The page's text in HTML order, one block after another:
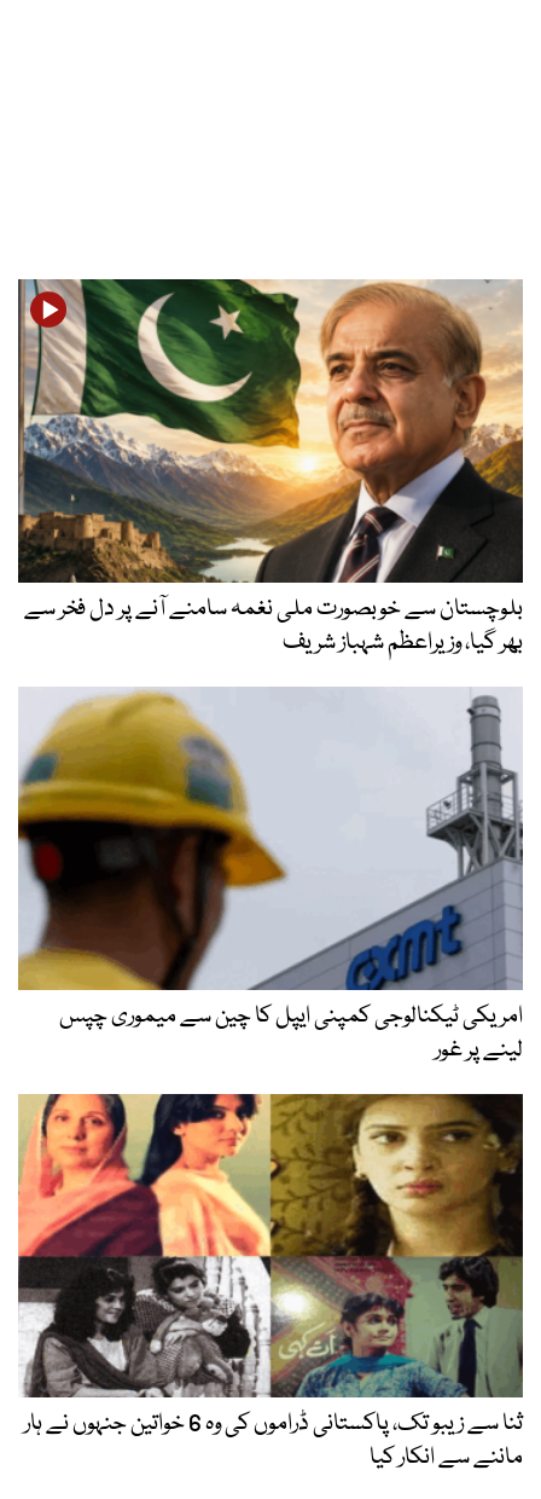
بلوچستان سے خوبصورت ملی نغمہ سامنے آنے پر دل فخر سے
بھر گیا، وزیراعظم شہباز شریف
امریکی ٹیکنالوجی کمپنی ایپل کا چین سے میموری چپس
لینے پر غور
ثنا سے زیبو تک، پاکستانی ڈراموں کی وہ 6 خواتین جنہوں نے ہار
ماننے سے انکار کیا